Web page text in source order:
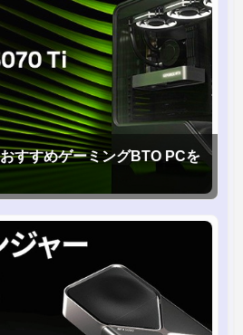
すすめゲーミングBTO PCを